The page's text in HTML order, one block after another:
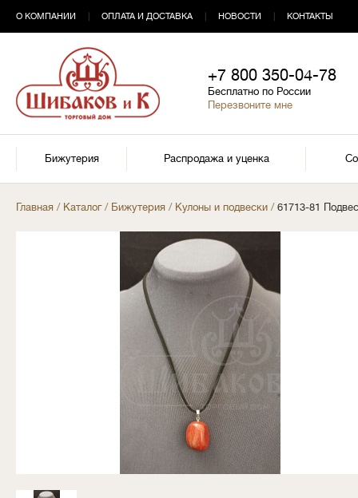
О КОМПАНИИ ОПЛАТА И ДОСТАВКА НОВОСТИ КОНТАКТЫ
+7 800 350-04-78
Бесплатно по России
Перезвоните мне
Бижутерия Распродажа и уценка
Главная / Каталог/ Бижутерия / Кулоны и подвески / 61713-81